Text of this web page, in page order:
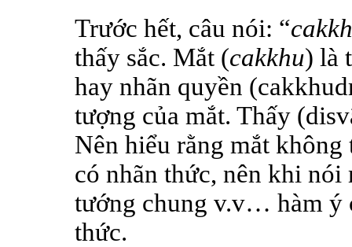
Trước hết, câu nói: “
thấy sắc. Mắt (cakkhu) là
hay nhãn quyền
tượng của mắt. Thấy
Nên hiểu rằng mắt không
có nhãn thức, nên khi nói
tướng chung v.v… hàm ý
thức.